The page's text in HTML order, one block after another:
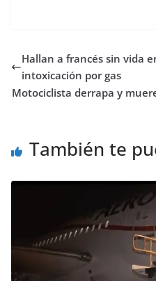
Hallan a francés sin vida
intoxicación por gas
Motociclista derrapa y
También te